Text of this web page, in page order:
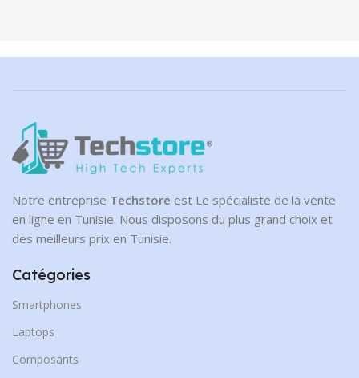
Notre entreprise Techstore est Le spécialiste de la vente
en ligne en Tunisie. Nous disposons du plus grand choix et
des meilleurs prix en Tunisie.
Catégories
Smartphones
Laptops
Composants